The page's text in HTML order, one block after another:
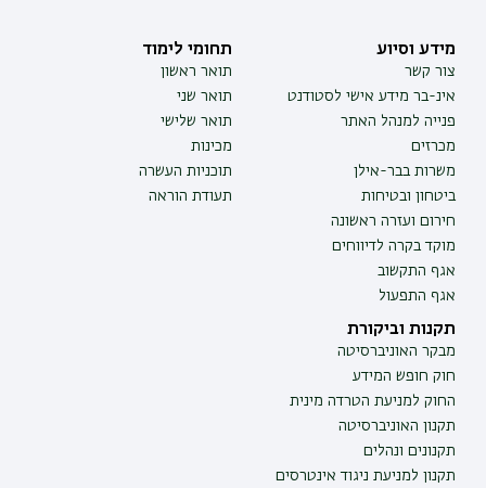
מידע וסיוע
צור קשר
אינ-בר מידע אישי לסטודנט
פנייה למנהל האתר
מכרזים
משרות בבר-אילן
ביטחון ובטיחות
חירום ועזרה ראשונה
מוקד בקרה לדיווחים
אגף התקשוב
אגף התפעול
תחומי לימוד
תואר ראשון
תואר שני
תואר שלישי
מכינות
תוכניות העשרה
תעודת הוראה
תקנות וביקורת
מבקר האוניברסיטה
חוק חופש המידע
החוק למניעת הטרדה מינית
תקנון האוניברסיטה
תקנונים ונהלים
תקנון למניעת ניגוד אינטרסים